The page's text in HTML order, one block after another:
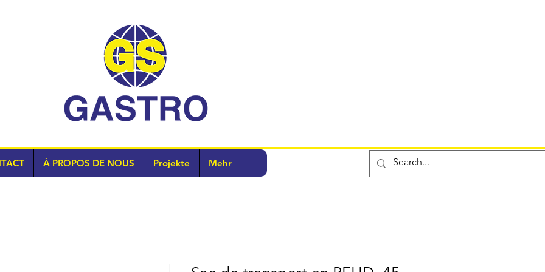
À PROPOS DE NOUS Projekte Mehr